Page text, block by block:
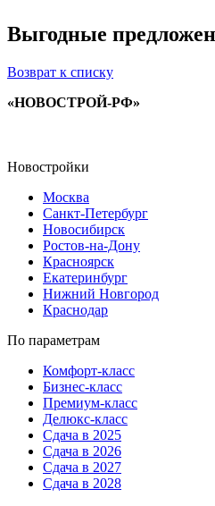
Выгодные
Возврат к списку
«НОВОСТРОЙ-РФ»
Новостройки
Москва
Санкт-Петербург
Новосибирск
Ростов-на-Дону
Красноярск
Екатеринбург
Нижний Новгород
Краснодар
По параметрам
Комфорт-класс
Бизнес-класс
Премиум-класс
Делюкс-класс
Сдача в 2025
Сдача в 2026
Сдача в 2027
Сдача в 2028